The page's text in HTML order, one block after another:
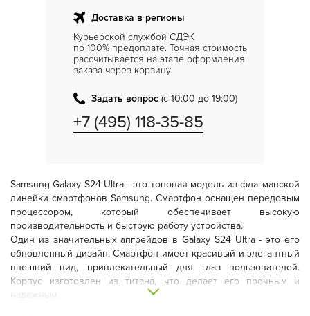
Доставка в регионы
Курьерской службой СДЭК
по 100% предоплате. Точная стоимость
рассчитывается на этапе оформления
заказа через корзину.
Задать вопрос (с 10:00 до 19:00)
+7 (495) 118-35-85
Samsung Galaxy S24 Ultra - это топовая модель из флагманской
линейки смартфонов Samsung. Смартфон оснащен передовым
процессором, который обеспечивает высокую
производительность и быструю работу устройства.
Один из значительных апгрейдов в Galaxy S24 Ultra - это его
обновленный дизайн. Смартфон имеет красивый и элегантный
внешний вид, привлекательный для глаз пользователей.
Корпус изготовлен из титана, что делает его прочным и
надежным.